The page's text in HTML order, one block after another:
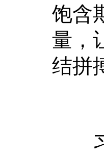
饱含
量，
结拼
习